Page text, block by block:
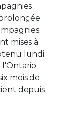
mises à
lundi
l'Ontario
mois de
depuis